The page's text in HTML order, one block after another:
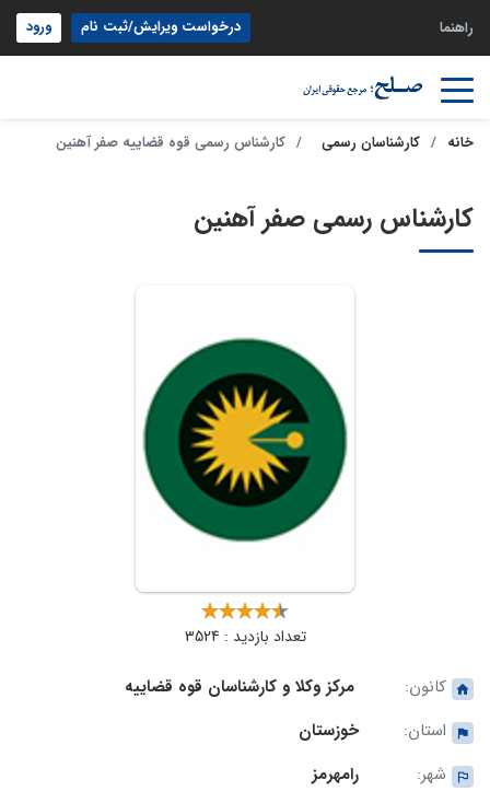
راهنما درخواست ویرایش/ثبت نام ورود
خانه کارشناسان رسمی کارشناس رسمی قوه قضاییه صفر آهنین
کارشناس رسمی صفر آهنین
تعداد بازدید : 3524
کانون:
مرکز وکلا و کارشناسان قوه قضاییه
استان:
خوزستان
شهر:
رامهرمز